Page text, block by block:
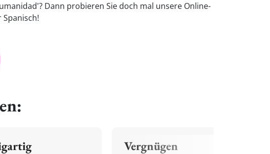
Dann probieren Sie doch mal unsere Online-
Vergnügen